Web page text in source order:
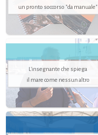
un pronto soccorso "da manuale"
L'insegnante che spiega
il mare come nessun altro